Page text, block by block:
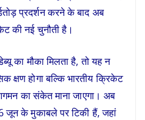
प्रदर्शन करने के बाद अब
की नई चुनौती है।
का मौका मिलता है, तो यह न
क्षण होगा बल्कि भारतीय क्रिकेट
का संकेत माना जाएगा। अब
जून के मुकाबले पर टिकी हैं, जहां